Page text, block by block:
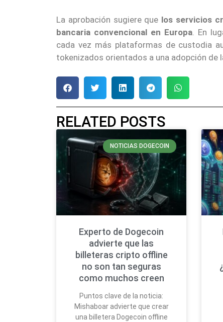
La aprobación sugiere que los servicios
bancaria convencional en Europa . En
cada vez más plataformas de custodia
tokenizados orientados a una adopción de
RELATED POSTS
NOTICIAS DOGECOIN
Experto de Dogecoin
advierte que las
billeteras cripto offline
no son tan seguras
como muchos creen
Puntos clave de la noticia:
Mishaboar advierte que crear
una billetera Dogecoin offline